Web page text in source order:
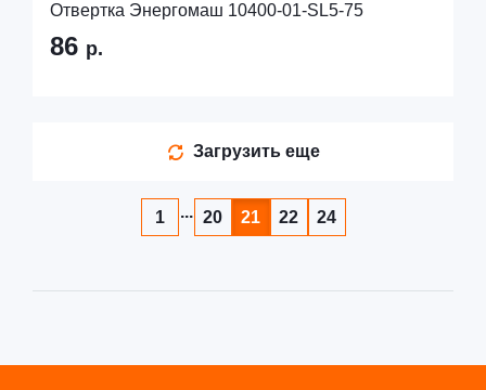
Отвертка Энергомаш 10400-01-SL5-75
86 р.
Загрузить еще
1 ... 20 21 22 24